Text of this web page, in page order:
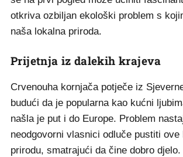
otkriva ozbiljan ekološki problem s
naša lokalna priroda.
Prijetnja iz dalekih krajeva
Crvenouha kornjača potječe iz
budući da je popularna kao kućni
našla je put i do Europe. Problem
neodgovorni vlasnici odluče pustiti ove
prirodu, smatrajući da čine dobro